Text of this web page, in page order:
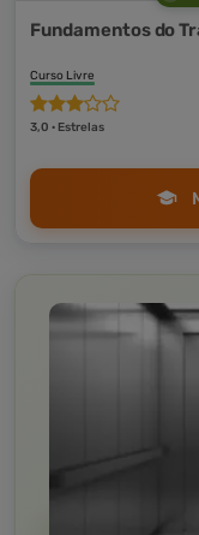
Fundamentos do
Curso Livre
3,0 · Estrelas